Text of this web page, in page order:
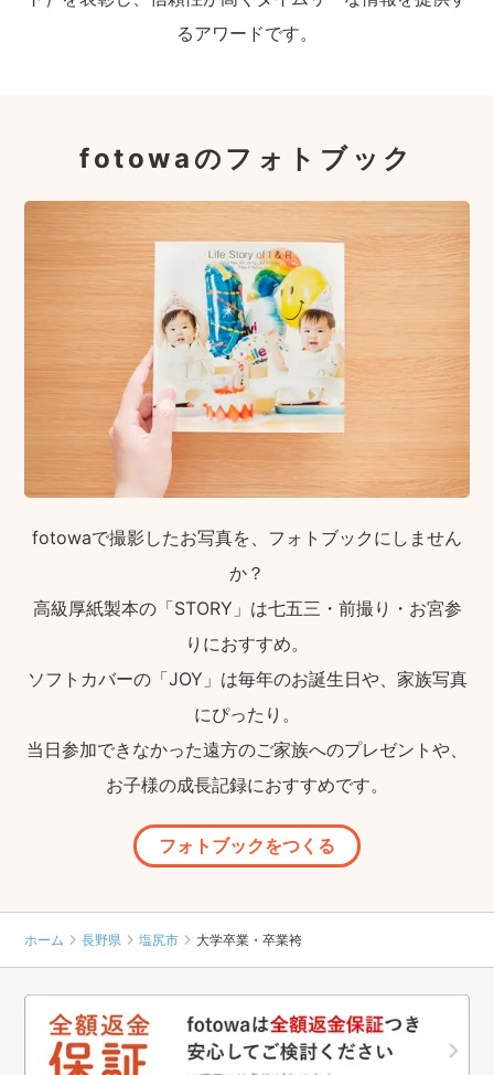
るアワードです。
fotowaのフォトブック
fotowaで撮影したお写真を、フォトブックにしません
か？
高級厚紙製本の「STORY」は七五三・前撮り・お宮参
りにおすすめ。
ソフトカバーの「JOY」は毎年のお誕生日や、家族写真
にぴったり。
当日参加できなかった遠方のご家族へのプレゼントや、
お子様の成長記録におすすめです。
フォトブックをつくる
ホーム 長野県 塩尻市 大学卒業・卒業袴